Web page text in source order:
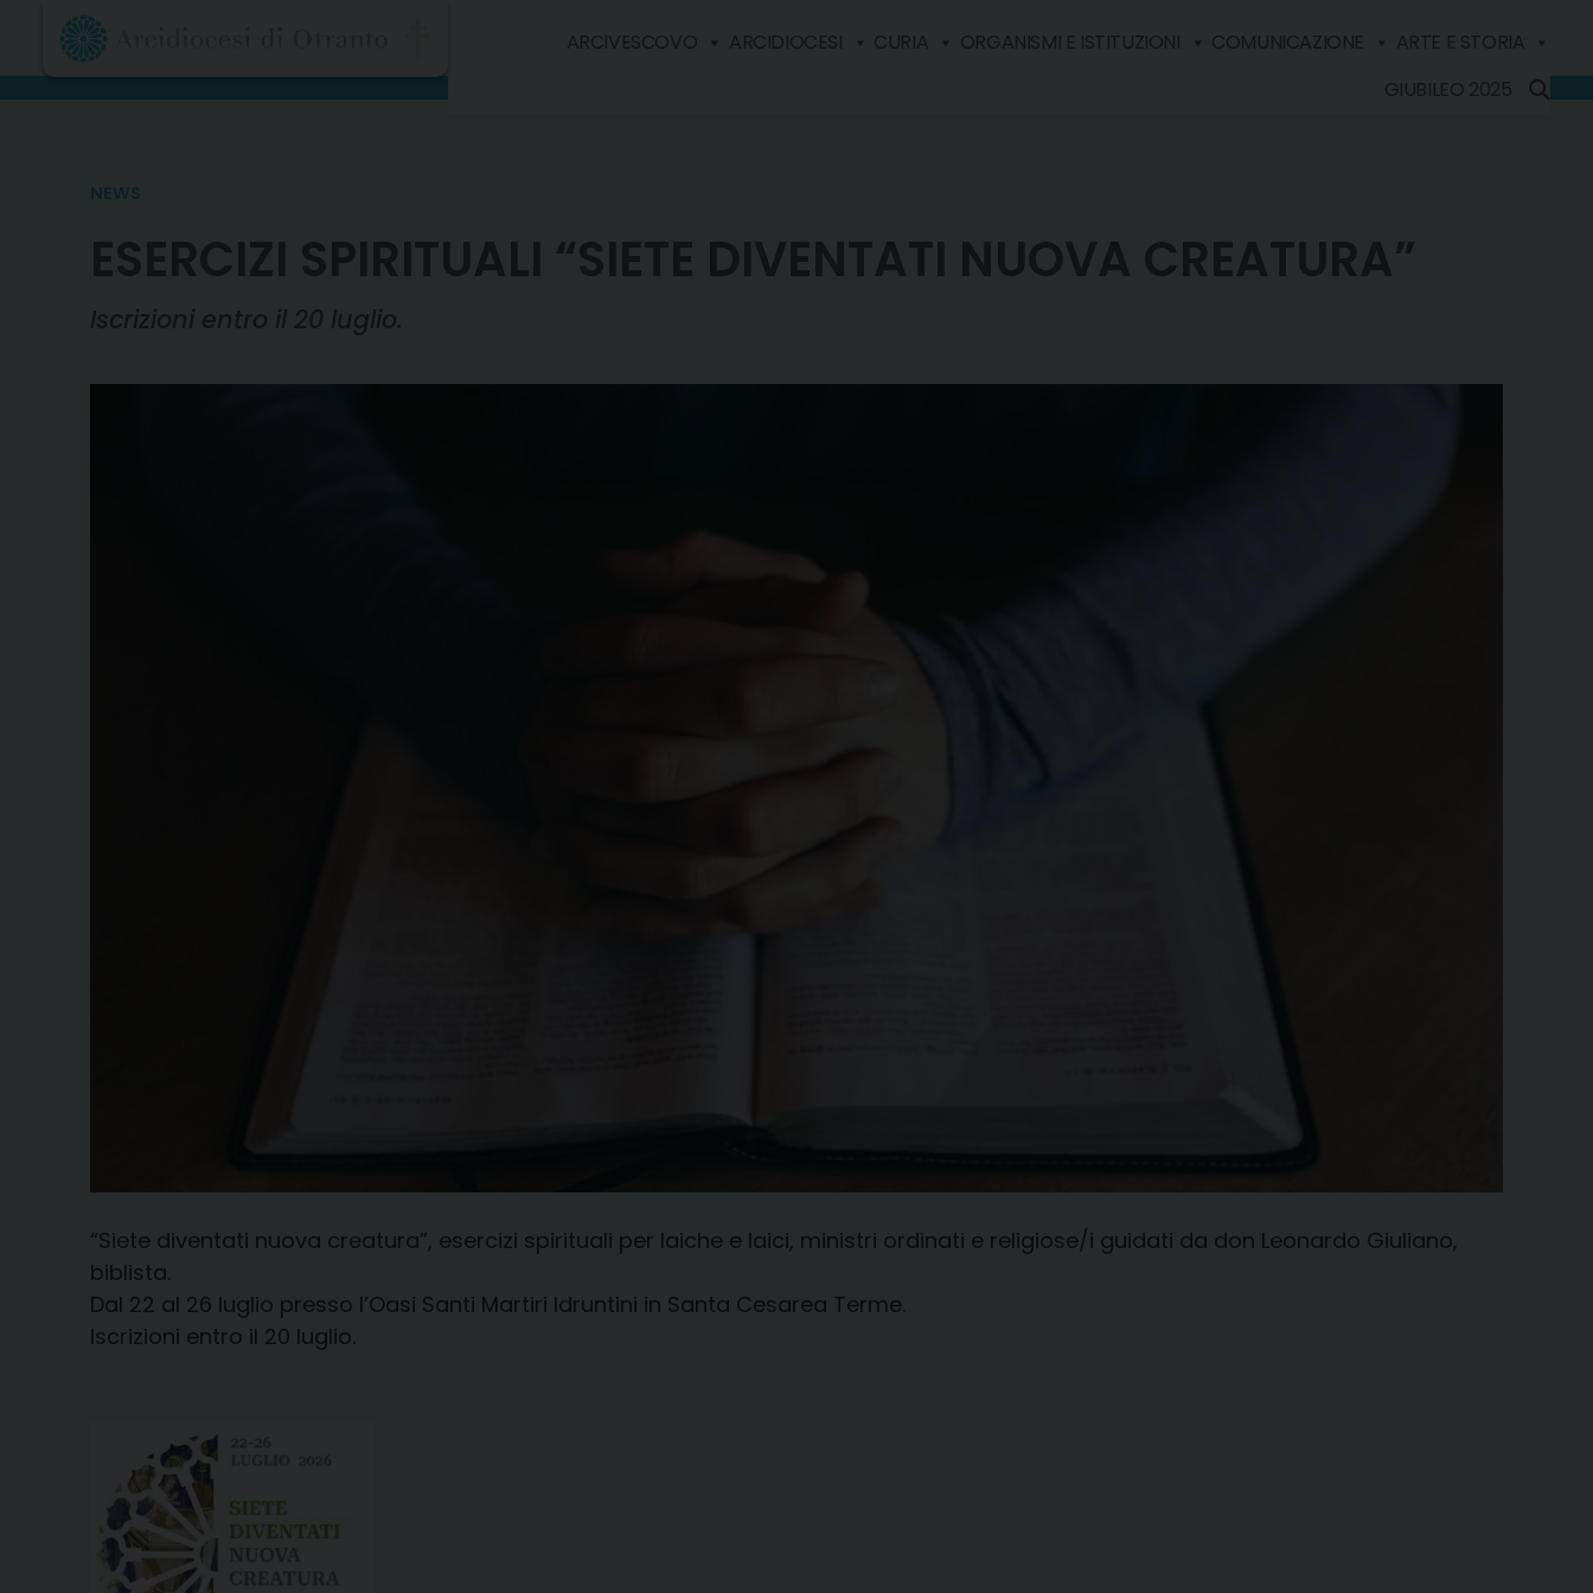
content
ARCIVESCOVO ARCIDIOCESI CURIA ORGANISMI E ISTITUZIONI COMUNICAZIONE
ARTE E STORIA
GIUBILEO 2025
NEWS
ESERCIZI SPIRITUALI “SIETE DIVENTATI NUOVA CREATURA”
Iscrizioni entro il 20 luglio.
“Siete diventati nuova creatura”, esercizi spirituali per laiche e laici, ministri ordinati e religiose/i guidati da don Leonardo Giuliano,
biblista.
Dal 22 al 26 luglio presso l’Oasi Santi Martiri Idruntini in Santa Cesarea Terme.
Iscrizioni entro il 20 luglio.